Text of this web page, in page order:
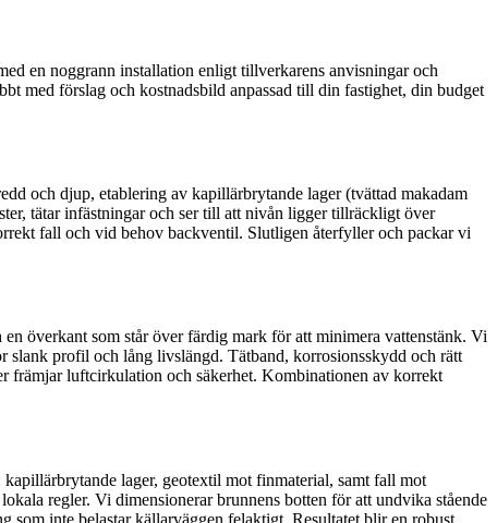
en noggrann installation enligt tillverkarens anvisningar och
med förslag och kostnadsbild anpassad till din fastighet, din budget
och djup, etablering av kapillärbrytande lager (tvättad makadam
tätar infästningar och ser till att nivån ligger tillräckligt över
fall och vid behov backventil. Slutligen återfyller och packar vi
överkant som står över färdig mark för att minimera vattenstänk. Vi
slank profil och lång livslängd. Tätband, korrosionsskydd och rätt
främjar luftcirkulation och säkerhet. Kombinationen av korrekt
lager, geotextil mot finmaterial, samt fall mot
regler. Vi dimensionerar brunnens botten för att undvika stående
som inte belastar källarväggen felaktigt. Resultatet blir en robust